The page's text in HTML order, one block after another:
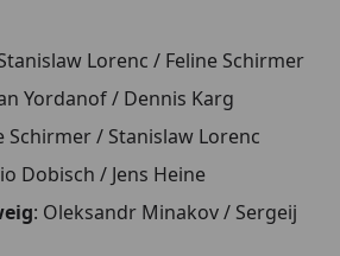
Lorenc / Feline Schirmer
Yordanof / Dennis Karg
Schirmer / Stanislaw Lorenc
Dobisch / Jens Heine
: Oleksandr Minakov / Sergeij